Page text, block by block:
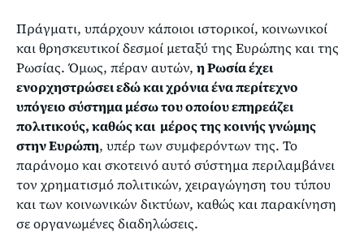
Πράγματι, υπάρχουν κάποιοι ιστορικοί, κοινωνικοί
και θρησκευτικοί δεσμοί μεταξύ της Ευρώπης και της
Ρωσίας. Όμως, πέραν αυτών, η Ρωσία έχει
ενορχηστρώσει εδώ και χρόνια ένα περίτεχνο
υπόγειο σύστημα μέσω του οποίου επηρεάζει
πολιτικούς, καθώς και μέρος της κοινής γνώμης
στην Ευρώπη, υπέρ των συμφερόντων της. Το
παράνομο και σκοτεινό αυτό σύστημα περιλαμβάνει
τον χρηματισμό πολιτικών, χειραγώγηση του τύπου
και των κοινωνικών δικτύων, καθώς και παρακίνηση
σε οργανωμένες διαδηλώσεις.